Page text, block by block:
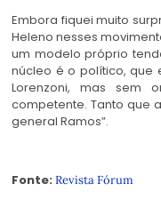
Embora fiquei muito
Heleno nesses
um modelo próprio
núcleo é o político, que
Lorenzoni, mas sem
competente. Tanto que
general Ramos”.
Fonte: Revista Fórum